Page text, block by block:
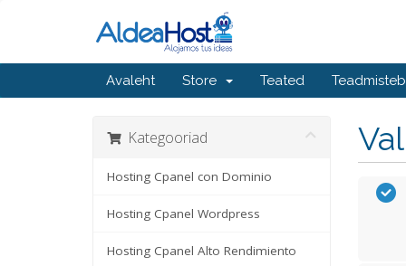
Avaleht Store Teated
Kategooriad
Hosting Cpanel con Dominio
Hosting Cpanel Wordpress
Hosting Cpanel Alto Rendimiento